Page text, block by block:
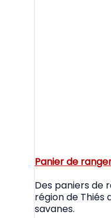
Panier de
Des paniers de
région de Thiés
savanes.